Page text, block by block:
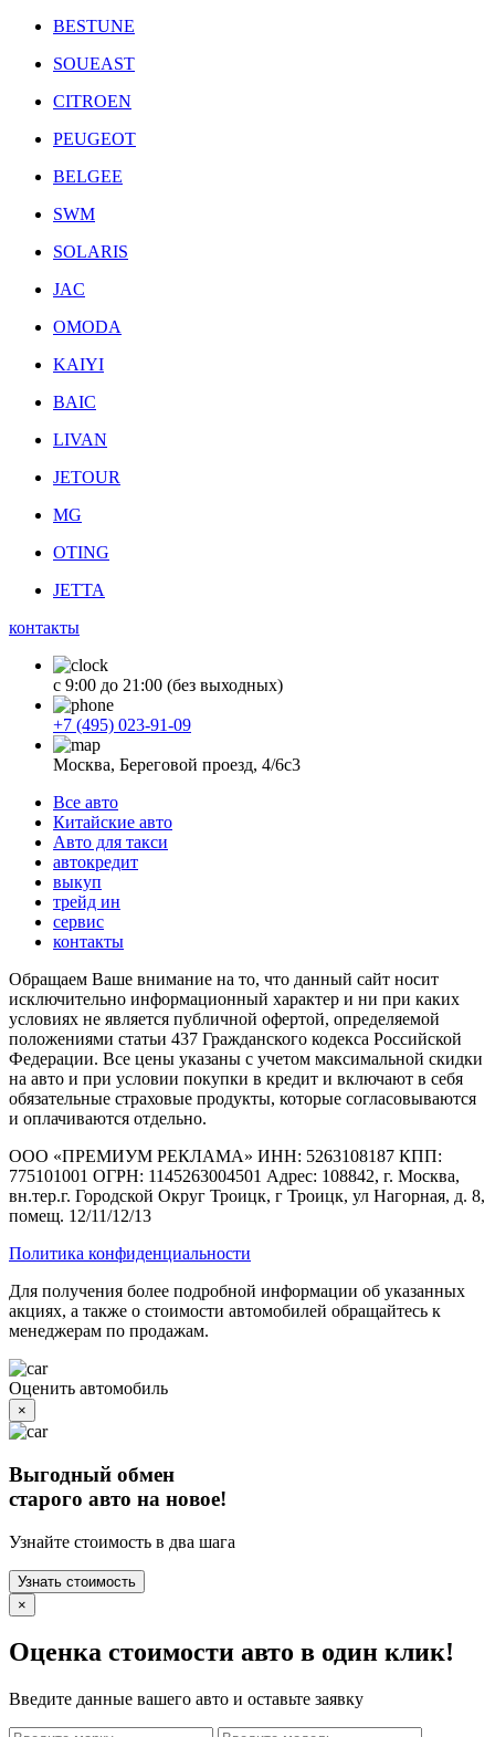
BESTUNE
SOUEAST
CITROEN
PEUGEOT
BELGEE
SWM
SOLARIS
JAC
OMODA
KAIYI
BAIC
LIVAN
JETOUR
MG
OTING
JETTA
контакты
с 9:00 до 21:00 (без выходных)
+7 (495) 023-91-09
Москва, Береговой проезд, 4/6с3
Все авто
Китайские авто
Авто для такси
автокредит
выкуп
трейд ин
сервис
контакты
Обращаем Ваше внимание на то, что данный сайт носит
исключительно информационный характер и ни при каких
условиях не является публичной офертой, определяемой
положениями статьи 437 Гражданского кодекса Российской
Федерации. Все цены указаны с учетом максимальной скидки
на авто и при условии покупки в кредит и включают в себя
обязательные страховые продукты, которые согласовываются
и оплачиваются отдельно.
ООО «ПРЕМИУМ РЕКЛАМА» ИНН: 5263108187 КПП:
775101001 ОГРН: 1145263004501 Адрес: 108842, г. Москва,
вн.тер.г. Городской Округ Троицк, г Троицк, ул Нагорная, д. 8,
помещ. 12/11/12/13
Политика конфиденциальности
Для получения более подробной информации об указанных
акциях, а также о стоимости автомобилей обращайтесь к
менеджерам по продажам.
Оценить автомобиль
×
Выгодный обмен
старого авто на новое!
Узнайте стоимость в два шага
Узнать стоимость
×
Оценка стоимости авто в один клик!
Введите данные вашего авто и оставьте заявку